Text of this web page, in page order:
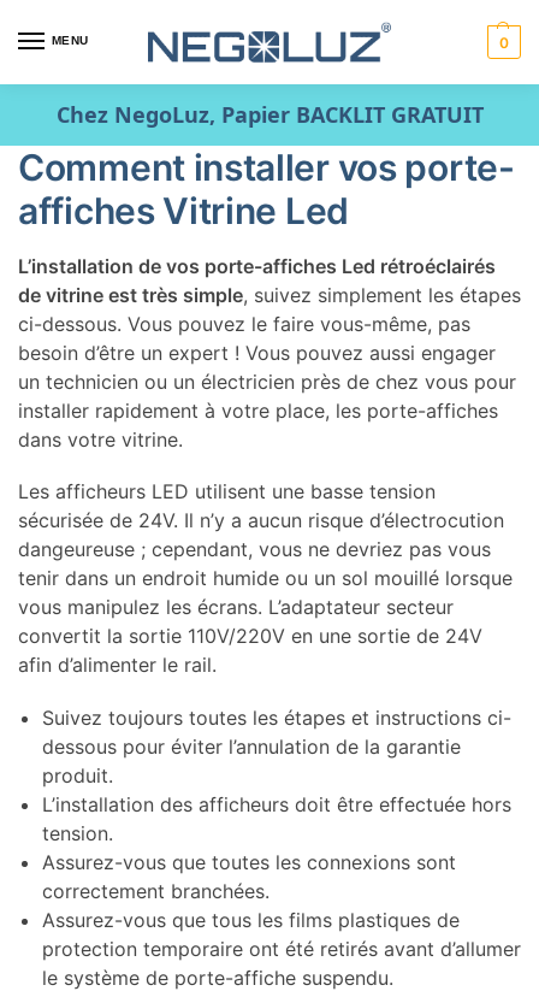
MENU 0
Chez NegoLuz, Papier BACKLIT GRATUIT
Comment installer vos porte-
affiches Vitrine Led
L’installation de vos porte-affiches Led rétroéclairés
de vitrine est très simple, suivez simplement les étapes
ci-dessous. Vous pouvez le faire vous-même, pas
besoin d’être un expert ! Vous pouvez aussi engager
un technicien ou un électricien près de chez vous pour
installer rapidement à votre place, les porte-affiches
dans votre vitrine.
Les afficheurs LED utilisent une basse tension
sécurisée de 24V. Il n’y a aucun risque d’électrocution
dangeureuse ; cependant, vous ne devriez pas vous
tenir dans un endroit humide ou un sol mouillé lorsque
vous manipulez les écrans. L’adaptateur secteur
convertit la sortie 110V/220V en une sortie de 24V
afin d’alimenter le rail.
Suivez toujours toutes les étapes et instructions ci-
dessous pour éviter l’annulation de la garantie
produit.
L’installation des afficheurs doit être effectuée hors
tension.
Assurez-vous que toutes les connexions sont
correctement branchées.
Assurez-vous que tous les films plastiques de
protection temporaire ont été retirés avant d’allumer
le système de porte-affiche suspendu.